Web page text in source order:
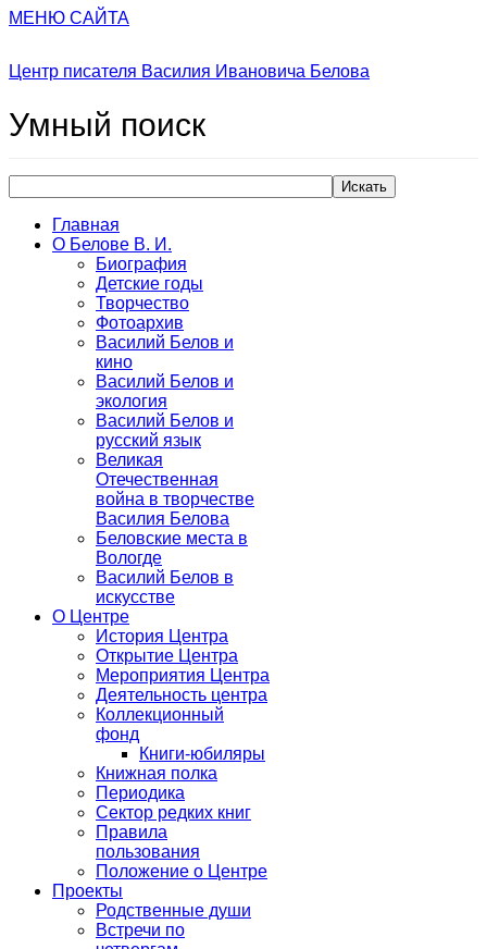
МЕНЮ САЙТА
Центр писателя Василия Ивановича Белова
Умный поиск
Искать
Главная
О Белове В. И.
Биография
Детские годы
Творчество
Фотоархив
Василий Белов и
кино
Василий Белов и
экология
Василий Белов и
русский язык
Великая
Отечественная
война в творчестве
Василия Белова
Беловские места в
Вологде
Василий Белов в
искусстве
О Центре
История Центра
Открытие Центра
Мероприятия Центра
Деятельность центра
Коллекционный
фонд
Книги-юбиляры
Книжная полка
Периодика
Сектор редких книг
Правила
пользования
Положение о Центре
Проекты
Родственные души
Встречи по